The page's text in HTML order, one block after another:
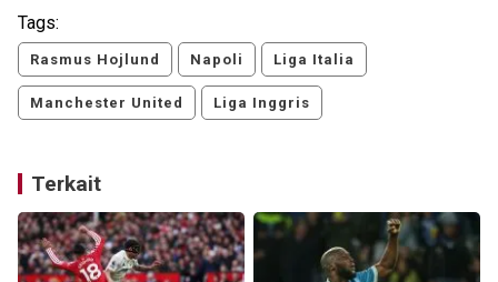
Tags:
Rasmus Hojlund Napoli Liga Italia
Manchester United Liga Inggris
Terkait